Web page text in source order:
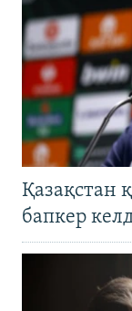
Қазақстан
бапкер